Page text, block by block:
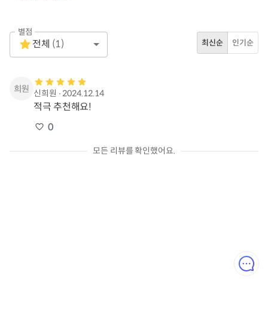
별점
1 Star
Empty
전체 (1) 최신순 인기순
신희원 ∙2024.12.14
적극 추천해요!
0
모든 리뷰를 확인했어요.